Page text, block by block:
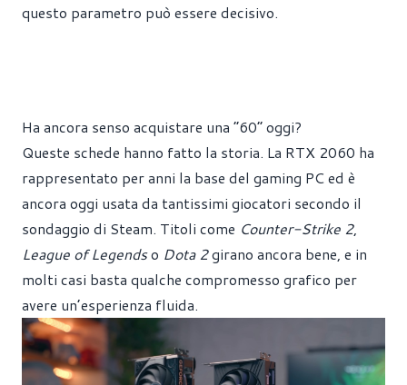
questo parametro può essere decisivo.
Ha ancora senso acquistare una “60” oggi?
Queste schede hanno fatto la storia. La RTX 2060 ha
rappresentato per anni la base del gaming PC ed è
ancora oggi usata da tantissimi giocatori secondo il
sondaggio di Steam. Titoli come Counter-Strike 2,
League of Legendso Dota 2girano ancora bene, e in
molti casi basta qualche compromesso grafico per
avere un’esperienza fluida.